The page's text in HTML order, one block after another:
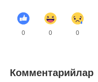
0 0 0
Комментарийлар